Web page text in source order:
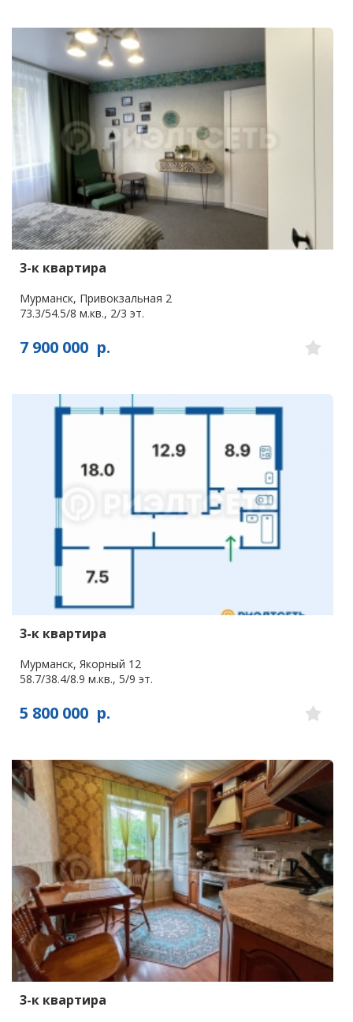
3-к квартира
Мурманск, Привокзальная 2
73.3/54.5/8 м.кв., 2/3 эт.
7 900 000 р.
3-к квартира
Мурманск, Якорный 12
58.7/38.4/8.9 м.кв., 5/9 эт.
5 800 000 р.
3-к квартира